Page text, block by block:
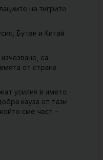
на тигрите
Бутан и Китай
са
от страна
усилия в името
кауза от тази
сме част –